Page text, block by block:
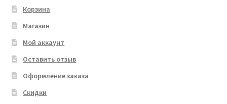
Корзина
Магазин
Мой аккаунт
Оставить отзыв
Оформление заказа
Скидки